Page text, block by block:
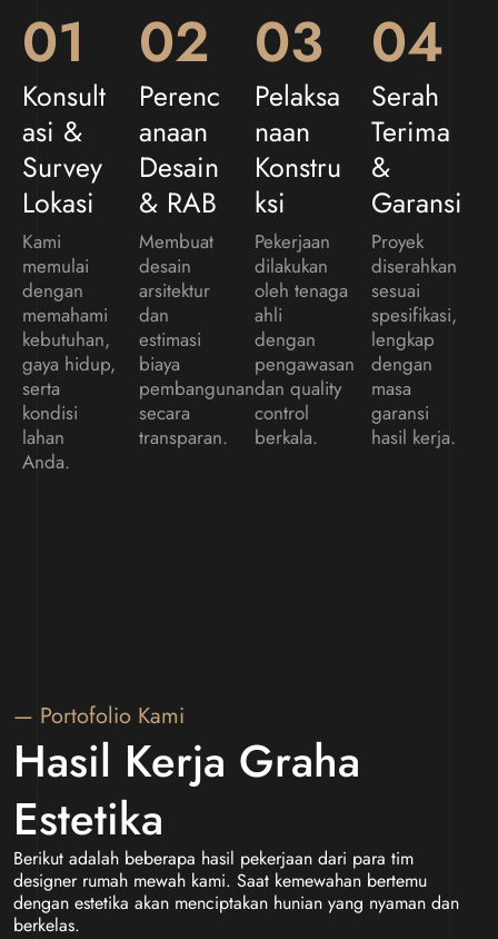
01
Konsult
Asi &
Survey
Lokasi
Kami
memulai
dengan
memahami
kebutuhan,
gaya hidup,
serta
kondisi
lahan
Anda.
02
Perenc
Anaan
Desain
& RAB
Membuat
desain
arsitektur
dan
estimasi
biaya
pembangunan
secara
transparan.
03
Pelaksa
Naan
Konstru
Ksi
Pekerjaan
dilakukan
oleh tenaga
ahli
dengan
pengawasan
dan quality
control
berkala.
04
Serah
Terima
&
Garansi
Proyek
diserahkan
sesuai
spesifikasi,
lengkap
dengan
masa
garansi
hasil kerja.
— Portofolio Kami
Hasil Kerja Graha
Estetika
Berikut adalah beberapa hasil pekerjaan dari para tim
designer rumah mewah kami. Saat kemewahan bertemu
dengan estetika akan menciptakan hunian yang nyaman dan
berkelas.